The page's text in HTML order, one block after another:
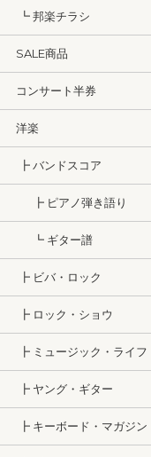
┗ 邦楽チラシ
SALE商品
コンサート半券
洋楽
┣ バンドスコア
┣ ピアノ弾き語り
┗ ギター譜
┣ ビバ・ロック
┣ ロック・ショウ
┣ ミュージック・ライフ
┣ ヤング・ギター
┣ キーボード・マガジン